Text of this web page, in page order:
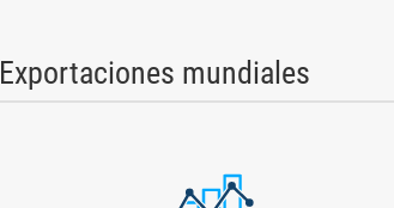
Exportaciones mundiales